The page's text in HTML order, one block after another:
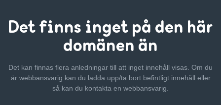
Det finns inget på den här
domänen än
Det kan finnas flera anledningar till att inget innehåll visas. Om du
är webbansvarig kan du ladda upp/ta bort befintligt innehåll eller
så kan du kontakta en webbansvarig.